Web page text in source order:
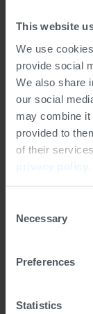
This website
We use
provide social
We also share
our social
may combine it
provided to
of their
privacy policy
Selection
Necessary
Preferences
Statistics
odeurs
l'air.
Pour les
système TVR
combustion
SCHEME